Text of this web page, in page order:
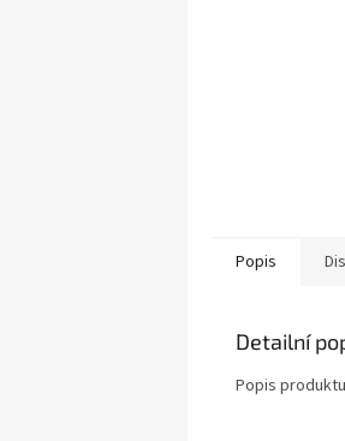
Popis
Detailní
Popis